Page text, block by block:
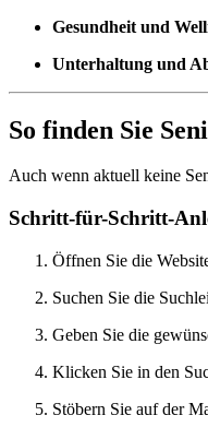
Gesundheit und
Unterhaltung und
So finden Sie
Auch wenn aktuell keine
Schritt-für-Schritt-
Öffnen Sie die
Suchen Sie die
Geben Sie die
Klicken Sie in den
Stöbern Sie auf der